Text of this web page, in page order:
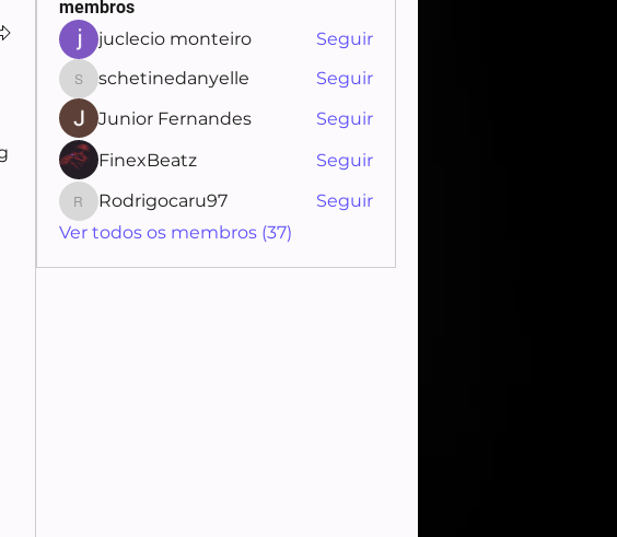
membros
juclecio monteiro
Seguir
schetinedanyelle
schetinedanyelle
Seguir
Junior Fernandes
Seguir
FinexBeatz
Seguir
Rodrigocaru97
Rodrigocaru97
Seguir
Ver todos os membros (37)